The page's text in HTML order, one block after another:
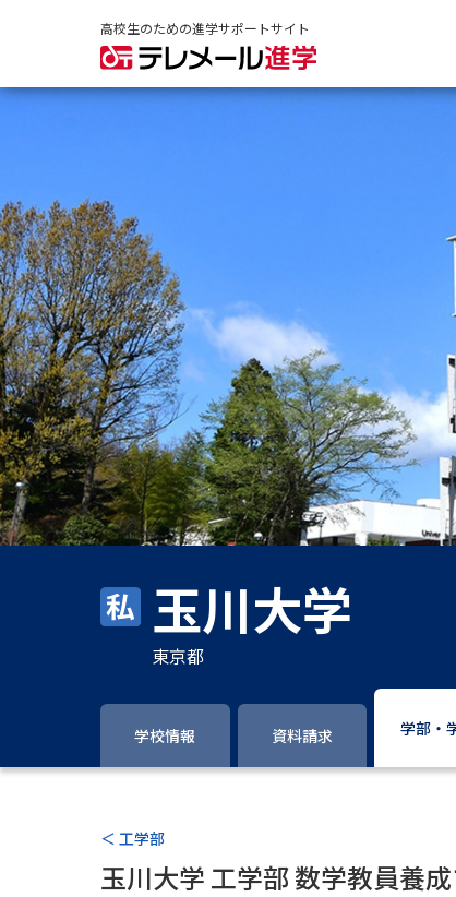
高校生のための進学サポートサイト
玉川大学
東京都
学校情報 資料請求 学部・
＜ 工学部
玉川大学 工学部 数学教員養